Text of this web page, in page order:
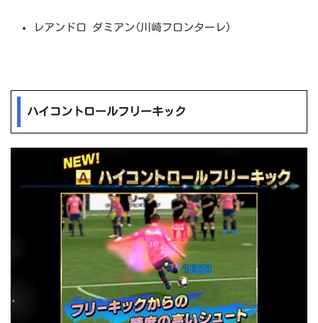
レアンドロ ダミアン(川崎フロンターレ)
ハイコントロールフリーキック